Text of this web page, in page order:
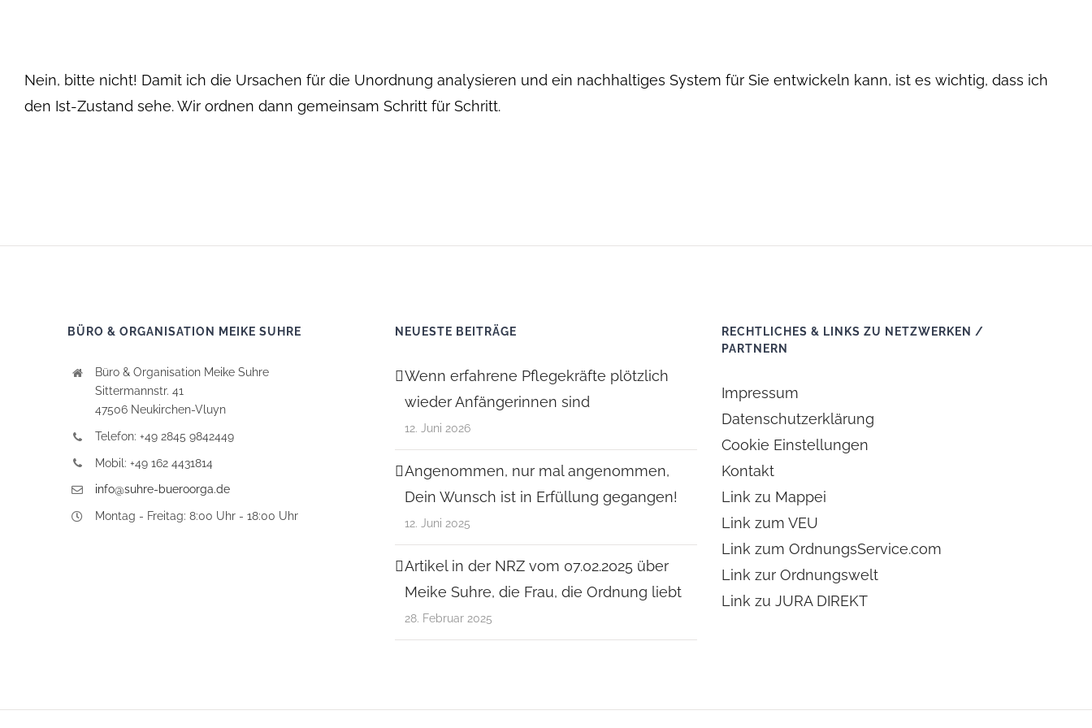
Nein, bitte nicht! Damit ich die Ursachen für die Unordnung analysieren und ein nachhaltiges System für Sie entwickeln kann, ist es wichtig, dass ich
den Ist-Zustand sehe. Wir ordnen dann gemeinsam Schritt für Schritt.
BÜRO & ORGANISATION MEIKE SUHRE
Büro & Organisation Meike Suhre
Sittermannstr. 41
47506 Neukirchen-Vluyn
Telefon: +49 2845 9842449
Mobil: +49 162 4431814
info@suhre-bueroorga.de
Montag - Freitag: 8:00 Uhr - 18:00 Uhr
NEUESTE BEITRÄGE
Wenn erfahrene Pflegekräfte plötzlich
wieder Anfängerinnen sind
12. Juni 2026
Angenommen, nur mal angenommen,
Dein Wunsch ist in Erfüllung gegangen!
12. Juni 2025
Artikel in der NRZ vom 07.02.2025 über
Meike Suhre, die Frau, die Ordnung liebt
28. Februar 2025
RECHTLICHES & LINKS ZU NETZWERKEN /
PARTNERN
Impressum
Datenschutzerklärung
Cookie Einstellungen
Kontakt
Link zu Mappei
Link zum VEU
Link zum OrdnungsService.com
Link zur Ordnungswelt
Link zu JURA DIREKT